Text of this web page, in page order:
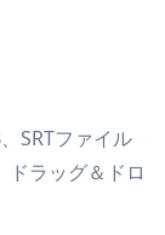
SRTファイル
ドラッグ＆ドロ